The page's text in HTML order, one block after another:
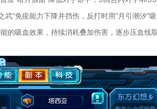
”免疫能力下降并挡伤，反打时用“月引潮汐”
的吸血效果，持续消耗叠加伤害，逐步压血线取